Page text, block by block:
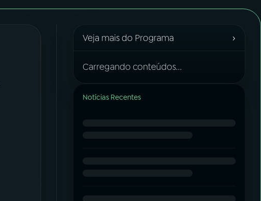
Veja mais do Programa ›
Carregando conteúdos...
Notícias Recentes